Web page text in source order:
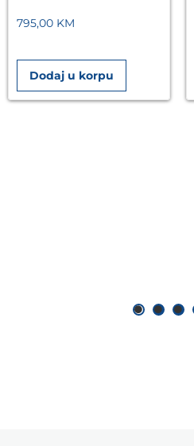
795,00 KM
Dodaj u korpu